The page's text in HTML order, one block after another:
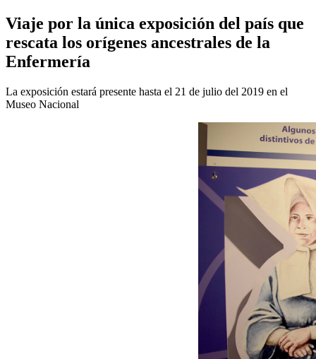
Viaje por la única exposición del país que
rescata los orígenes ancestrales de la
Enfermería
La exposición estará presente hasta el 21 de julio del 2019 en el
Museo Nacional